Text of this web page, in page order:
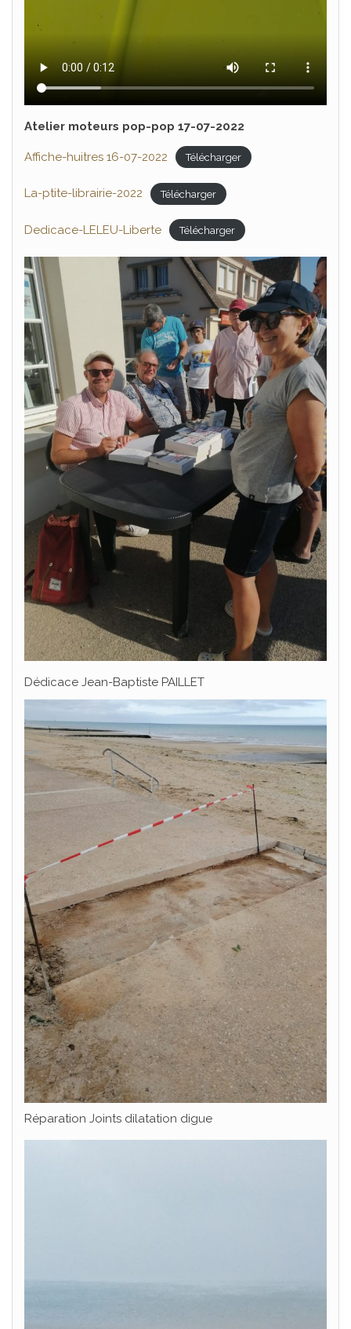
Atelier moteurs pop-pop 17-07-2022
Affiche-huitres 16-07-2022 Télécharger
La-ptite-librairie-2022 Télécharger
Dedicace-LELEU-Liberte Télécharger
Dédicace Jean-Baptiste PAILLET
Réparation Joints dilatation digue